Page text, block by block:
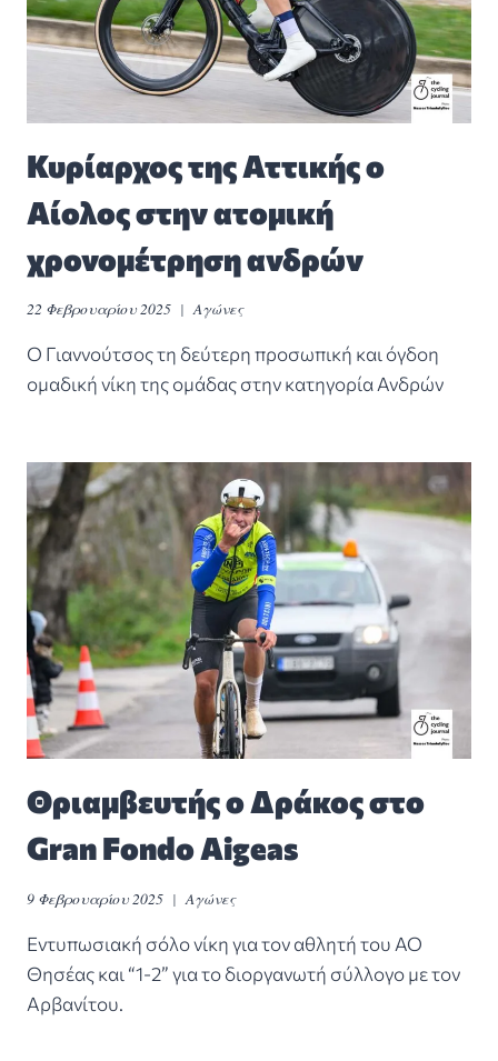
Κυρίαρχος της Αττικής ο
Αίολος στην ατομική
χρονομέτρηση ανδρών
22 Φεβρουαρίου 2025 Αγώνες
Ο Γιαννούτσος τη δεύτερη προσωπική και όγδοη
ομαδική νίκη της ομάδας στην κατηγορία Ανδρών
Θριαμβευτής ο Δράκος στο
Gran Fondo Aigeas
9 Φεβρουαρίου 2025 Αγώνες
Εντυπωσιακή σόλο νίκη για τον αθλητή του ΑΟ
Θησέας και “1-2” για το διοργανωτή σύλλογο με τον
Αρβανίτου.